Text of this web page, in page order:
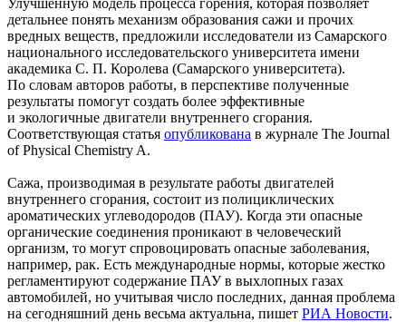
детальнее понять механизм образования сажи и прочих
вредных веществ, предложили исследователи из Самарского
национального исследовательского университета имени
академика С. П. Королева (Самарского университета).
По словам авторов работы, в перспективе полученные
результаты помогут создать более эффективные
и экологичные двигатели внутреннего сгорания.
Соответствующая статья опубликована в журнале The Journal
of Physical Chemistry A.
Сажа, производимая в результате работы двигателей
внутреннего сгорания, состоит из полициклических
ароматических углеводородов (ПАУ). Когда эти опасные
органические соединения проникают в человеческий
организм, то могут спровоцировать опасные заболевания,
например, рак. Есть международные нормы, которые жестко
регламентируют содержание ПАУ в выхлопных газах
автомобилей, но учитывая число последних, данная проблема
на сегодняшний день весьма актуальна, пишет РИА Новости.